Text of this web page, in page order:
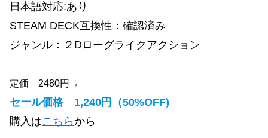
日本語対応:あり
STEAM DECK互換性：確認済み
ジャンル：２Dローグライクアクション
定価 2480円→
セール価格 1,240円（50%OFF)
購入はこちらから